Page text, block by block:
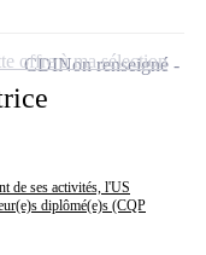
de ses activités, l'US
diplômé(e)s (CQP
CDINon renseigné
offre à ma sélection